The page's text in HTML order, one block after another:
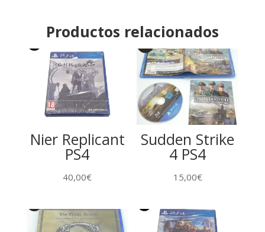
Productos relacionados
Nier Replicant
PS4
40,00€
Sudden Strike
4 PS4
15,00€